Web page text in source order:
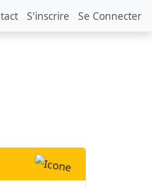
S'inscrire Se Connecter